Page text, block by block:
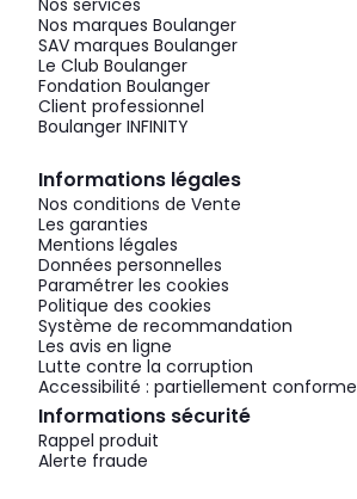
Nos services
Nos marques Boulanger
SAV marques Boulanger
Le Club Boulanger
Fondation Boulanger
Client professionnel
Boulanger INFINITY
Informations légales
Nos conditions de Vente
Les garanties
Mentions légales
Données personnelles
Paramétrer les cookies
Politique des cookies
Système de recommandation
Les avis en ligne
Lutte contre la corruption
Accessibilité : partiellement conforme
Informations sécurité
Rappel produit
Alerte fraude